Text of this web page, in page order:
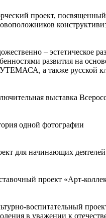
проект,
– эстетическое
развития на
а также русской
выставка
одной фотографии
для начинающих
проект «Арт-
воспитательный
в уважении к